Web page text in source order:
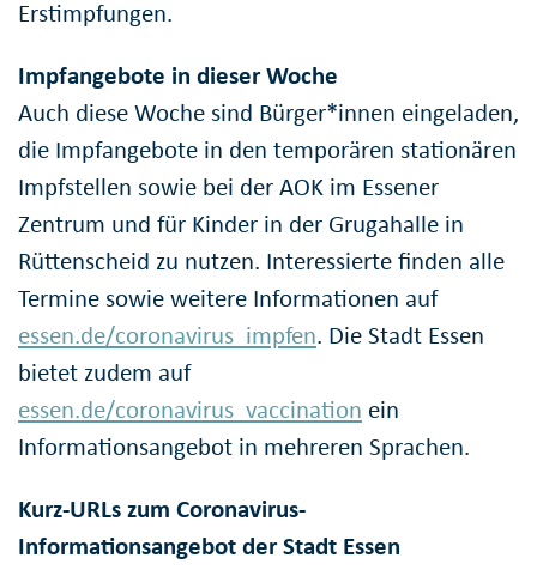
Erstimpfungen.
Impfangebote in dieser Woche
Auch diese Woche sind Bürger*innen eingeladen,
die Impfangebote in den temporären stationären
Impfstellen sowie bei der AOK im Essener
Zentrum und für Kinder in der Grugahalle in
Rüttenscheid zu nutzen. Interessierte finden alle
Termine sowie weitere Informationen auf
essen.de/coronavirus_impfen. Die Stadt Essen
bietet zudem auf
essen.de/coronavirus_vaccination ein
Informationsangebot in mehreren Sprachen.
Kurz-URLs zum Coronavirus-
Informationsangebot der Stadt Essen